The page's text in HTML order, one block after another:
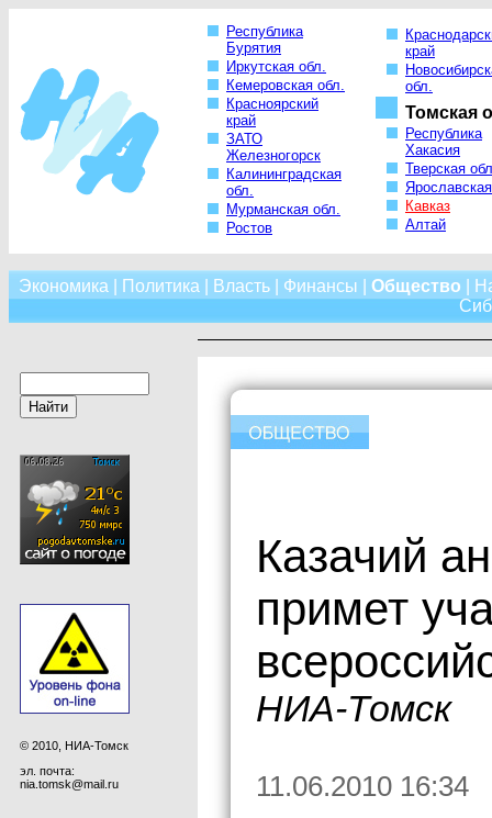
Республика
Бурятия
Иркутская обл.
Кемеровская обл.
Красноярский
край
ЗАТО
Железногорск
Калининградская
обл.
Мурманская обл.
Ростов
край
обл.
Томская
Республика
Хакасия
Тверская
Кавказ
Алтай
Экономика Политика Власть| Финансы Общество
© 2010, НИА-Томск
эл. почта:
nia.tomsk@mail.ru
Казачий
примет
НИА-Томск
11.06.2010 16:34